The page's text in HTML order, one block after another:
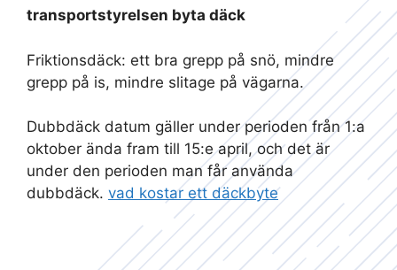
transportstyrelsen byta däck
Friktionsdäck: ett bra grepp på snö, mindre
grepp på is, mindre slitage på vägarna.
Dubbdäck datum gäller under perioden från 1:a
oktober ända fram till 15:e april, och det är
under den perioden man får använda
dubbdäck. vad kostar ett däckbyte